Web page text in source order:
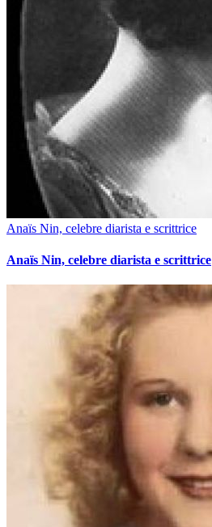
Anaïs Nin, celebre diarista e scrittrice
Anaïs Nin, celebre diarista e scrittrice